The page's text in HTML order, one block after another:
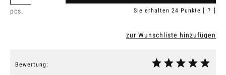
pcs. Sie erhalten 24 Punkte [ ? ]
zur Wunschliste hinzufügen
Bewertung: